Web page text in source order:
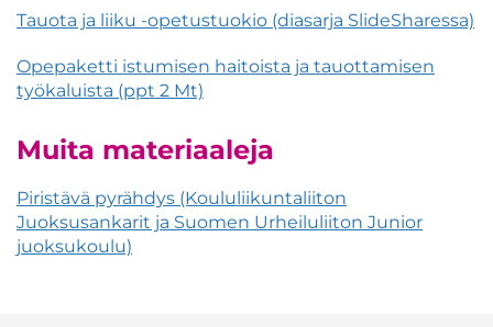
Tauota ja liiku -opetustuokio (diasarja SlideSharessa)
Opepaketti istumisen haitoista ja tauottamisen
työkaluista (ppt 2 Mt)
Muita materiaaleja
Piristävä pyrähdys (Koululiikuntaliiton
Juoksusankarit ja Suomen Urheiluliiton Junior
juoksukoulu)